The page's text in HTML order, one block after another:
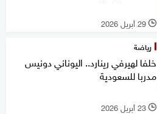
l 29 أبريل 2026
رياضة
خلفا لهيرفي رينارد.. اليوناني دونيس
مدربا للسعودية
l 23 أبريل 2026